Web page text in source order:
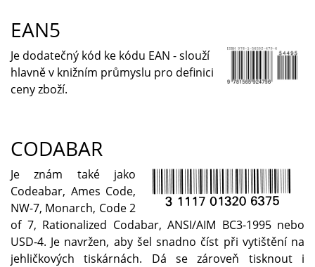
EAN5
Je dodatečný kód ke kódu EAN - slouží
hlavně v knižním průmyslu pro definici
ceny zboží.
CODABAR
Je znám také jako
Codeabar, Ames Code,
NW-7, Monarch, Code 2
of 7, Rationalized Codabar, ANSI/AIM BC3-1995 nebo
USD-4. Je navržen, aby šel snadno číst při vytištění na
jehličkových tiskárnách. Dá se zároveň tisknout i